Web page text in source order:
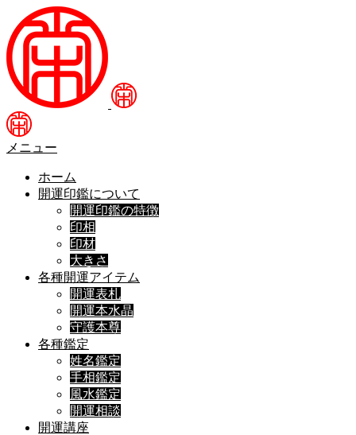
メニュー
ホーム
開運印鑑について
開運印鑑の特徴
印相
印材
大きさ
各種開運アイテム
開運表札
開運本水晶
守護本尊
各種鑑定
姓名鑑定
手相鑑定
風水鑑定
開運相談
開運講座